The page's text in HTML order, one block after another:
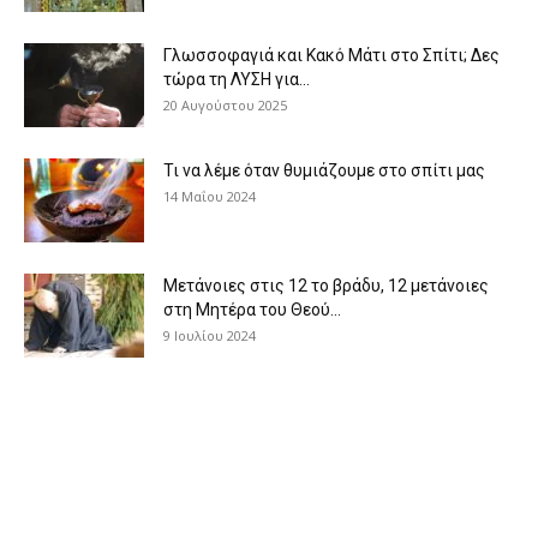
Γλωσσοφαγιά και Κακό Μάτι στο Σπίτι; Δες
τώρα τη ΛΥΣΗ για...
20 Αυγούστου 2025
Τι να λέμε όταν θυμιάζουμε στο σπίτι μας
14 Μαΐου 2024
Μετάνοιες στις 12 το βράδυ, 12 μετάνοιες
στη Μητέρα του Θεού...
9 Ιουλίου 2024